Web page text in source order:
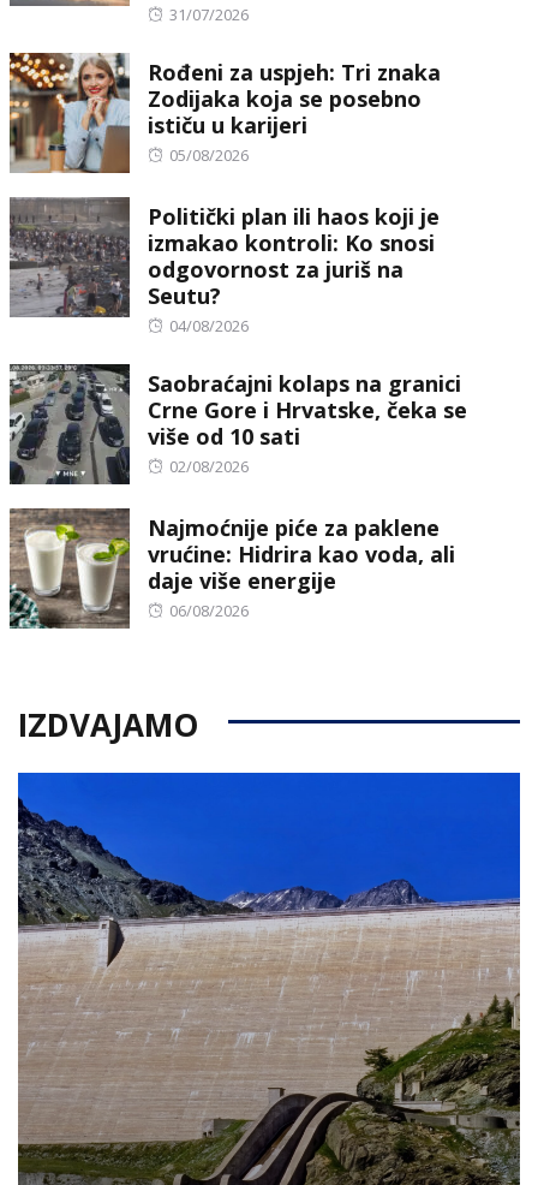
Posted
31/07/2026
Rođeni za uspjeh: Tri znaka
Zodijaka koja se posebno
ističu u karijeri
Posted
05/08/2026
Politički plan ili haos koji je
izmakao kontroli: Ko snosi
odgovornost za juriš na
Seutu?
Posted
04/08/2026
Saobraćajni kolaps na granici
Crne Gore i Hrvatske, čeka se
više od 10 sati
Posted
02/08/2026
Najmoćnije piće za paklene
vrućine: Hidrira kao voda, ali
daje više energije
Posted
06/08/2026
IZDVAJAMO